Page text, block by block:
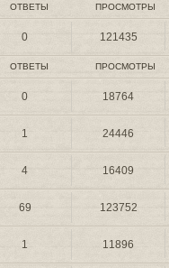
ОТВЕТЫ ПРОСМОТРЫ
0 121435
ОТВЕТЫ ПРОСМОТРЫ
0 18764
1 24446
4 16409
69 123752
1 11896